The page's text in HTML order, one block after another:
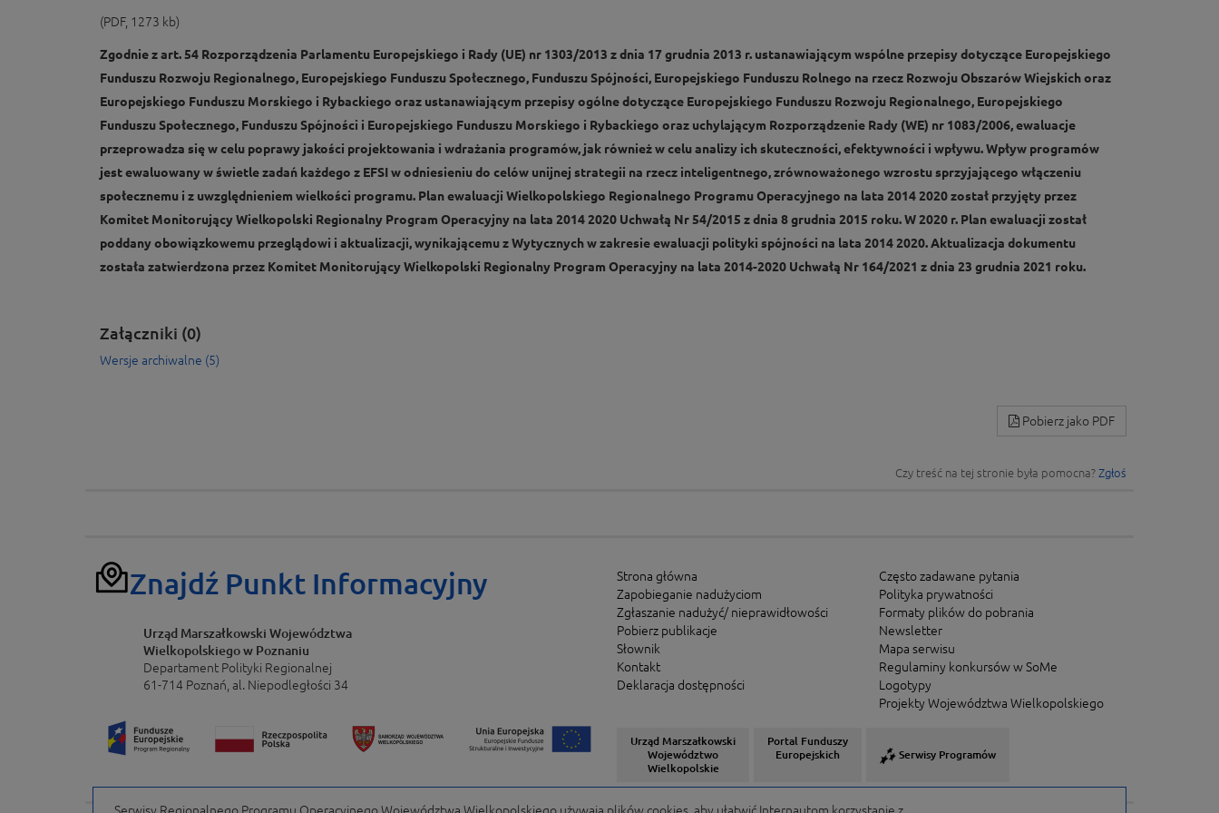
(PDF, 1273 kb)
Zgodnie z art. 54 Rozporządzenia Parlamentu Europejskiego i Rady (UE) nr 1303/2013 z dnia 17 grudnia 2013 r. ustanawiającym wspólne przepisy dotyczące Europejskiego
Funduszu Rozwoju Regionalnego, Europejskiego Funduszu Społecznego, Funduszu Spójności, Europejskiego Funduszu Rolnego na rzecz Rozwoju Obszarów Wiejskich oraz
Europejskiego Funduszu Morskiego i Rybackiego oraz ustanawiającym przepisy ogólne dotyczące Europejskiego Funduszu Rozwoju Regionalnego, Europejskiego
Funduszu Społecznego, Funduszu Spójności i Europejskiego Funduszu Morskiego i Rybackiego oraz uchylającym Rozporządzenie Rady (WE) nr 1083/2006, ewaluacje
przeprowadza się w celu poprawy jakości projektowania i wdrażania programów, jak również w celu analizy ich skuteczności, efektywności i wpływu. Wpływ programów
jest ewaluowany w świetle zadań każdego z EFSI w odniesieniu do celów unijnej strategii na rzecz inteligentnego, zrównoważonego wzrostu sprzyjającego włączeniu
społecznemu i z uwzględnieniem wielkości programu. Plan ewaluacji Wielkopolskiego Regionalnego Programu Operacyjnego na lata 2014 2020 został przyjęty przez
Komitet Monitorujący Wielkopolski Regionalny Program Operacyjny na lata 2014 2020 Uchwałą Nr 54/2015 z dnia 8 grudnia 2015 roku. W 2020 r. Plan ewaluacji został
poddany obowiązkowemu przeglądowi i aktualizacji, wynikającemu z Wytycznych w zakresie ewaluacji polityki spójności na lata 2014 2020. Aktualizacja dokumentu
została zatwierdzona przez Komitet Monitorujący Wielkopolski Regionalny Program Operacyjny na lata 2014-2020 Uchwałą Nr 164/2021 z dnia 23 grudnia 2021 roku.
Załączniki (0)
Wersje archiwalne (5)
Pobierz jako PDF
Czy treść na tej stronie była pomocna? Zgłoś
Znajdź Punkt Informacyjny
Urząd Marszałkowski Województwa
Wielkopolskiego w Poznaniu
Departament Polityki Regionalnej
61-714 Poznań, al. Niepodległości 34
Strona główna
Zapobieganie nadużyciom
Zgłaszanie nadużyć/ nieprawidłowości
Pobierz publikacje
Słownik
Kontakt
Deklaracja dostępności
Często zadawane pytania
Polityka prywatności
Formaty plików do pobrania
Newsletter
Mapa serwisu
Regulaminy konkursów w SoMe
Logotypy
Projekty Województwa Wielkopolskiego
Urząd Marszałkowski
Województwo
Wielkopolskie
Portal Funduszy
Europejskich
Serwisy Programów